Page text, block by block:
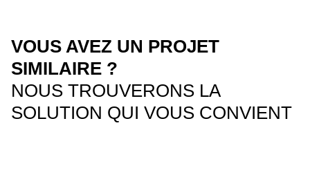
VOUS AVEZ UN PROJET
SIMILAIRE ?
NOUS TROUVERONS LA
SOLUTION QUI VOUS CONVIENT